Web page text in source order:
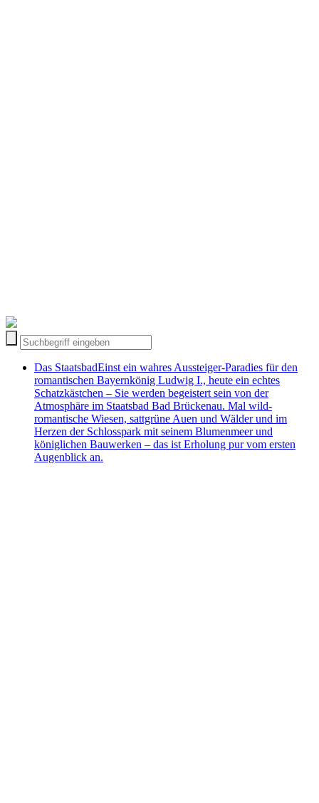
Das StaatsbadEinst ein wahres Aussteiger-Paradies für den
romantischen Bayernkönig Ludwig I., heute ein echtes
Schatzkästchen – Sie werden begeistert sein von der
Atmosphäre im Staatsbad Bad Brückenau. Mal wild-
romantische Wiesen, sattgrüne Auen und Wälder und im
Herzen der Schlosspark mit seinem Blumenmeer und
königlichen Bauwerken – das ist Erholung pur vom ersten
Augenblick an.